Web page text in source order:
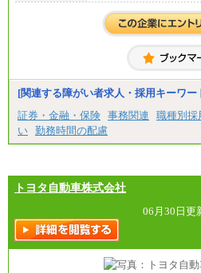
※職務経験等を考慮し
※試用期間中も給与に
[関連する障がい者求人・採用キーワー
証券・金融・保険 事務関連 職種別採
い 勤務時間の配慮
トヨタ自動車株式会社
06月30日